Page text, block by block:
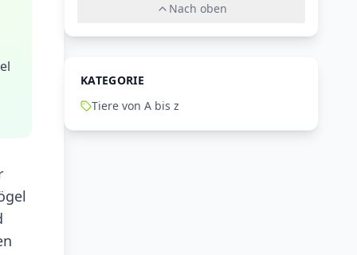
Nach oben
KATEGORIE
Tiere von A bis z